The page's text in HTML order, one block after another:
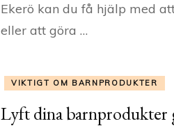
Ekerö kan du få hjälp med
eller att göra …
VIKTIGT OM BARNPRODUKTER
Lyft dina barnprodukter